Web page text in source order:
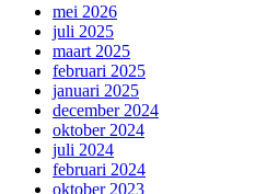
mei 2026
juli 2025
maart 2025
februari 2025
januari 2025
december 2024
oktober 2024
juli 2024
februari 2024
oktober 2023